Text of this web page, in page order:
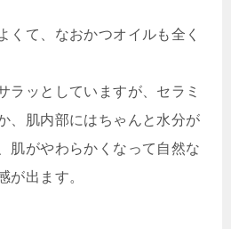
くて、なおかつオイルも全く
ラッとしていますが、セラミ
、
肌内部にはちゃんと水分が
肌がやわらかくなって自然な
が出ます。